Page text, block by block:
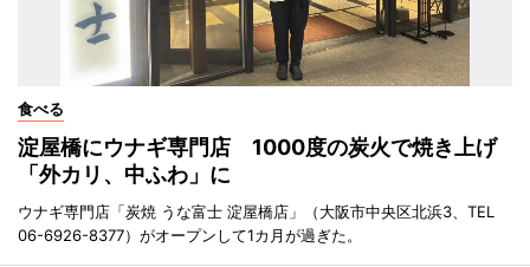
食べる
淀屋橋にウナギ専門店 1000度の炭火で焼き上げ
「外カリ、中ふわ」に
ウナギ専門店「炭焼 うな富士 淀屋橋店」（大阪市中央区北浜3、TEL
06-6926-8377）がオープンして1カ月が過ぎた。